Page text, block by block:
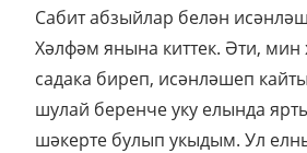
Сабит абзыйлар белән
Хәлфәм янына киттек. Әти, мин
садака биреп, исәнләшеп
шулай беренче уку елында
шәкерте булып укыдым. Ул